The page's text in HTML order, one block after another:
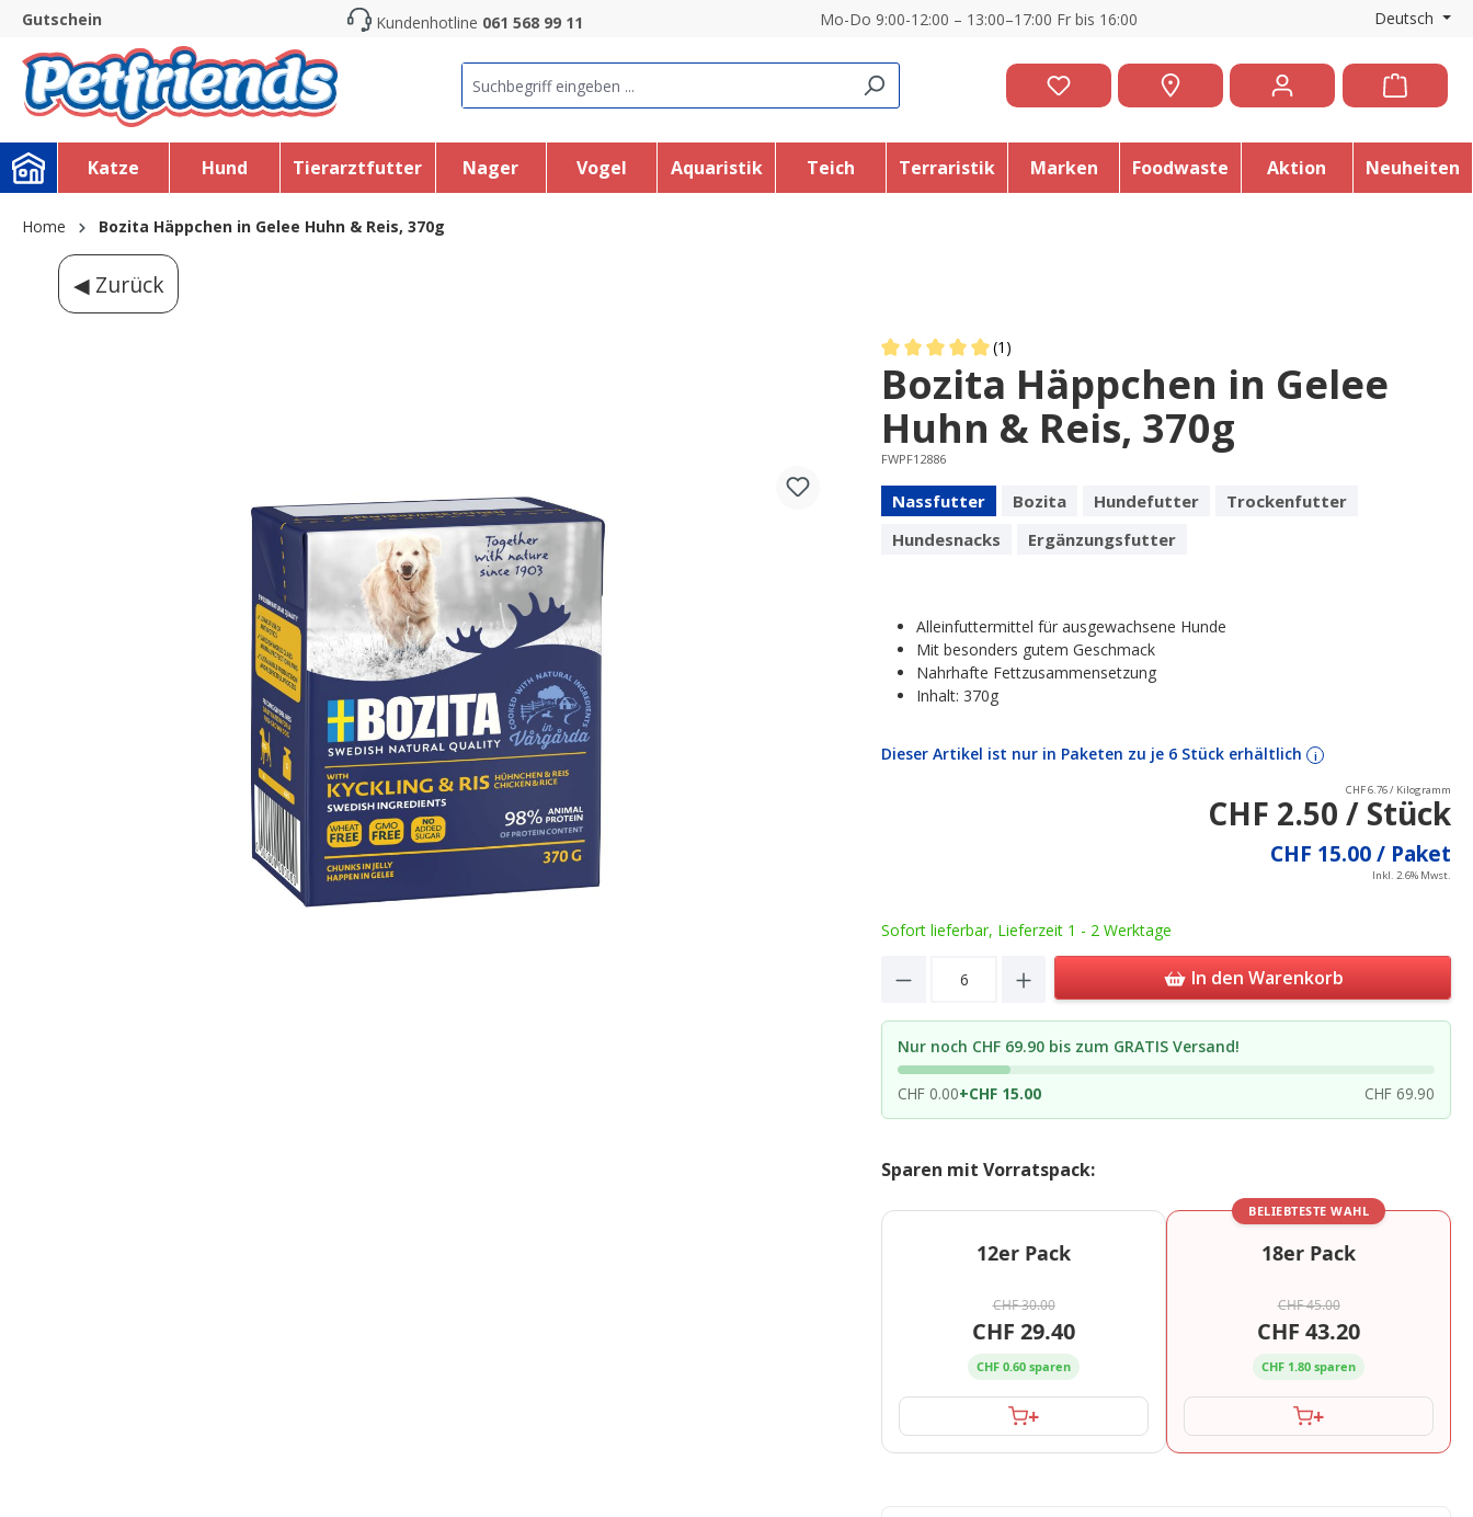
Skip to main navigation
Gutschein Kundenhotline 061 568 99 11 Mo-Do 9:00-12:00 – 13:00–17:00 Fr bis 16:00 Deutsch
Katze Hund Tierarztfutter Nager Vogel Aquaristik Teich Terraristik Marken Foodwaste Aktion Neuheiten
Home Bozita Häppchen in Gelee Huhn & Reis, 370g
◀ Zurück
Average rating of 5 out of 5 stars
(1)
Bozita Häppchen in Gelee
Huhn & Reis, 370g
FWPF12886
Nassfutter Bozita Hundefutter
Trockenfutter
Hundesnacks
Ergänzungsfutter
Alleinfuttermittel für ausgewachsene Hunde
Mit besonders gutem Geschmack
Nahrhafte Fettzusammensetzung
Inhalt: 370g
Dieser Artikel ist nur in Paketen zu je 6 Stück erhältlich i
CHF 15.00 / Paket
CHF 6.76 / Kilogramm
CHF 2.50 / Stück
Inkl. 2.6% Mwst.
Sofort lieferbar, Lieferzeit 1 - 2 Werktage
Product Quantity: Enter the desired amount
In den Warenkorb
Nur noch CHF 69.90 bis zum GRATIS Versand!
CHF 0.00+CHF 15.00 CHF 69.90
Sparen mit Vorratspack:
12er Pack
CHF 30.00
CHF 29.40
CHF 0.60 sparen
+
BELIEBTESTE WAHL
18er Pack
CHF 45.00
CHF 43.20
CHF 1.80 sparen
+